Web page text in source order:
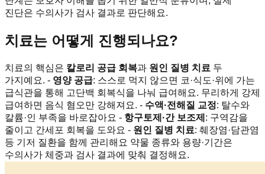
진단은 수의사가 검사 결과로 판단해요.
치료는 어떻게 진행되나요?
치료의 핵심은 칼로리 공급 회복과 원인 질병 치료 두
가지예요. - 영양 공급: 스스로 먹지 않으면 코·식도·위에 가는
급식관을 통해 고단백 회복식을 나눠 급여해요. 무리하게 강제
급여하면 음식 혐오만 강해져요. - 수액·전해질 교정: 탈수와
칼륨·인 부족을 바로잡아요 - 항구토제·간 보조제 : 구역감을
줄이고 간세포 회복을 도와요 - 원인 질병 치료: 췌장염·담관염
등 기저 질환을 함께 관리해요 약물 종류와 용량·기간은
수의사가 체중과 검사 결과에 맞춰 결정해요.